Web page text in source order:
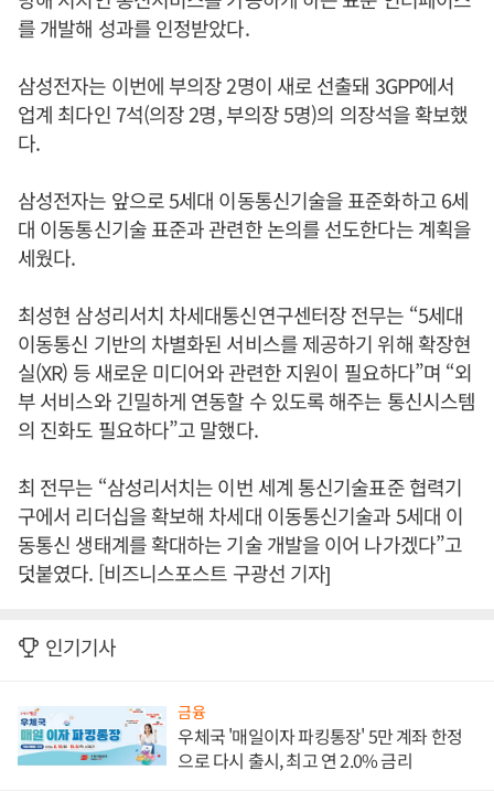
를 개발해 성과를 인정받았다.
삼성전자는 이번에 부의장 2명이 새로 선출돼 3GPP에서
업계 최다인 7석(의장 2명, 부의장 5명)의 의장석을 확보했
다.
삼성전자는 앞으로 5세대 이동통신기술을 표준화하고 6세
대 이동통신기술 표준과 관련한 논의를 선도한다는 계획을
세웠다.
최성현 삼성리서치 차세대통신연구센터장 전무는 “5세대
이동통신 기반의 차별화된 서비스를 제공하기 위해 확장현
실(XR) 등 새로운 미디어와 관련한 지원이 필요하다”며 “외
부 서비스와 긴밀하게 연동할 수 있도록 해주는 통신시스템
의 진화도 필요하다”고 말했다.
최 전무는 “삼성리서치는 이번 세계 통신기술표준 협력기
구에서 리더십을 확보해 차세대 이동통신기술과 5세대 이
동통신 생태계를 확대하는 기술 개발을 이어 나가겠다”고
덧붙였다. [비즈니스포스트 구광선 기자]
인기기사
금융
우체국 '매일이자 파킹통장' 5만 계좌 한정
으로 다시 출시, 최고 연 2.0% 금리